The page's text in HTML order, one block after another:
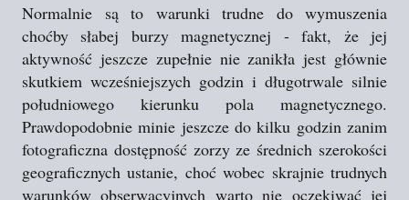
Normalnie są to warunki trudne do wymuszenia
choćby słabej burzy magnetycznej - fakt, że jej
aktywność jeszcze zupełnie nie zanikła jest głównie
skutkiem wcześniejszych godzin i długotrwale silnie
południowego kierunku pola magnetycznego.
Prawdopodobnie minie jeszcze do kilku godzin zanim
fotograficzna dostępność zorzy ze średnich szerokości
geograficznych ustanie, choć wobec skrajnie trudnych
warunków obserwacyjnych warto nie oczekiwać jej